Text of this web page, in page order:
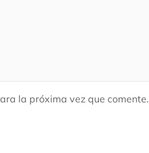
la próxima vez que comente.